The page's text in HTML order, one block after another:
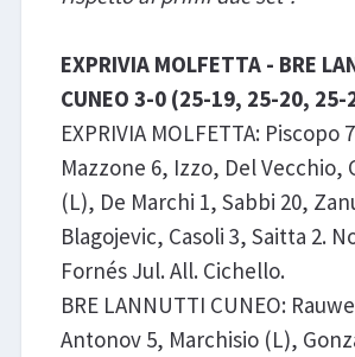
EXPRIVIA MOLFETTA - BRE
CUNEO 3-0 (25-19, 25-20, 25-
EXPRIVIA MOLFETTA: Piscopo
Mazzone 6, Izzo, Del Vecchio,
(L), De Marchi 1, Sabbi 20,
Blagojevic, Casoli 3, Saitta 2.
Fornés Jul. All. Cichello.
BRE LANNUTTI CUNEO:
Antonov 5, Marchisio (L),